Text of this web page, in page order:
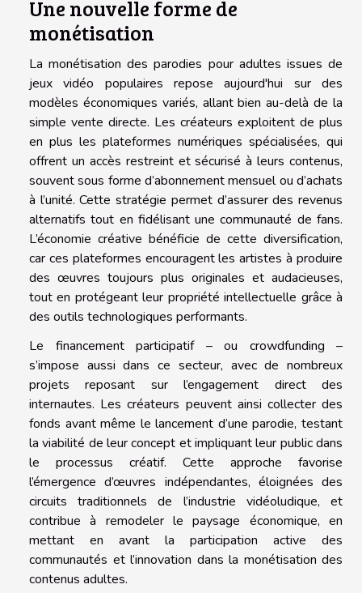
Une nouvelle forme de
monétisation
La monétisation des parodies pour adultes issues de
jeux vidéo populaires repose aujourd'hui sur des
modèles économiques variés, allant bien au-delà de la
simple vente directe. Les créateurs exploitent de plus
en plus les plateformes numériques spécialisées, qui
offrent un accès restreint et sécurisé à leurs contenus,
souvent sous forme d’abonnement mensuel ou d’achats
à l’unité. Cette stratégie permet d’assurer des revenus
alternatifs tout en fidélisant une communauté de fans.
L’économie créative bénéficie de cette diversification,
car ces plateformes encouragent les artistes à produire
des œuvres toujours plus originales et audacieuses,
tout en protégeant leur propriété intellectuelle grâce à
des outils technologiques performants.
Le financement participatif – ou crowdfunding –
s’impose aussi dans ce secteur, avec de nombreux
projets reposant sur l’engagement direct des
internautes. Les créateurs peuvent ainsi collecter des
fonds avant même le lancement d’une parodie, testant
la viabilité de leur concept et impliquant leur public dans
le processus créatif. Cette approche favorise
l’émergence d’œuvres indépendantes, éloignées des
circuits traditionnels de l’industrie vidéoludique, et
contribue à remodeler le paysage économique, en
mettant en avant la participation active des
communautés et l’innovation dans la monétisation des
contenus adultes.